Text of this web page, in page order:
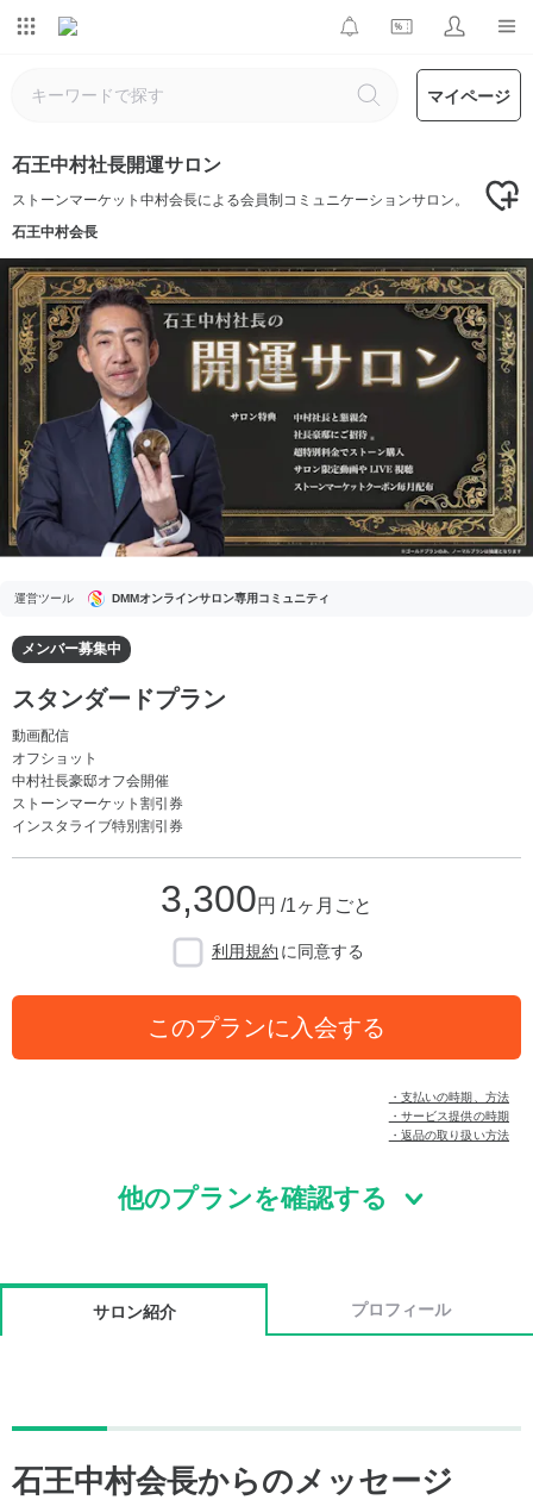
マイページ
石王中村社長開運サロン
ストーンマーケット中村会長による会員制コミュニケーションサロン。
石王中村会長
運営ツール DMMオンラインサロン専用コミュニティ
メンバー募集中
スタンダードプラン
動画配信
オフショット
中村社長豪邸オフ会開催
ストーンマーケット割引券
インスタライブ特別割引券
3,300円 /1ヶ月ごと
利用規約 に同意する
このプランに入会する
・支払いの時期、方法
・サービス提供の時期
・返品の取り扱い方法
他のプランを確認する
サロン紹介 プロフィール
石王中村会長からのメッセージ